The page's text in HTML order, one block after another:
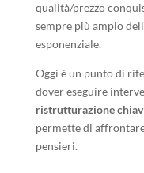
qualità/prezzo
sempre più ampio
esponenziale.
Oggi è un punto di
dover eseguire
ristrutturazione
permette di
pensieri.